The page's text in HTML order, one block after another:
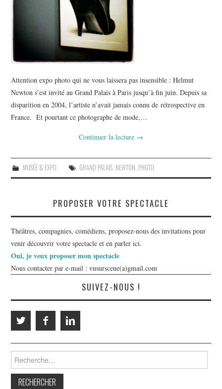
Attention expo photo qui ne vous laissera pas insensible : Helmut
Newton s’est invité au Grand Palais à Paris jusqu’à fin juin. Depuis sa
disparition en 2004, l’artiste n’avait jamais connu de rétrospective en
France. Et pourtant ce photographe de mode,…
Continuer la lecture →
MUSÉE & EXPO GRAND PALAIS, NEWTON PHOTO
PROPOSER VOTRE SPECTACLE
Théâtres, compagnies, comédiens, proposez-nous des invitations pour
venir découvrir votre spectacle et en parler ici.
Oui, je veux proposer mon spectacle
Nous contacter par e-mail : vusurscene(a)gmail.com
SUIVEZ-NOUS !